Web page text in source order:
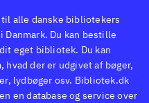
alle danske bibliotekers
Danmark. Du kan bestille
eget bibliotek. Du kan
der er udgivet af bøger,
lydbøger osv. Bibliotek.dk
en database og service over